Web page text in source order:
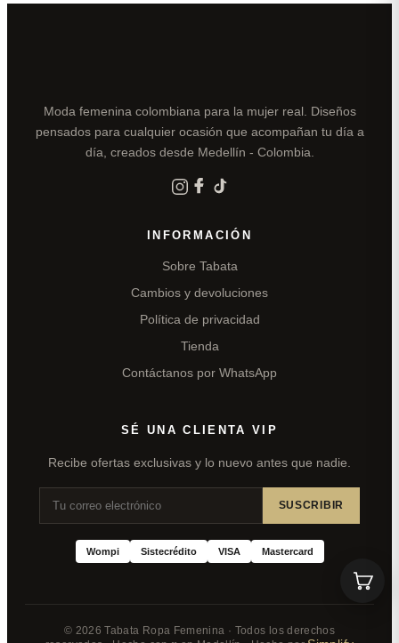
Moda femenina colombiana para la mujer real. Diseños
pensados para cualquier ocasión que acompañan tu día a
día, creados desde Medellín - Colombia.
INFORMACIÓN
Sobre Tabata
Cambios y devoluciones
Política de privacidad
Tienda
Contáctanos por WhatsApp
SÉ UNA CLIENTA VIP
Recibe ofertas exclusivas y lo nuevo antes que nadie.
SUSCRIBIR
Wompi Sistecrédito VISA Mastercard
© 2026 Tabata Ropa Femenina · Todos los derechos